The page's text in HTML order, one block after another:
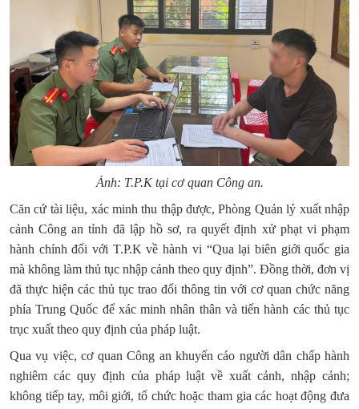
Ảnh: T.P.K tại cơ quan Công an.
Căn cứ tài liệu, xác minh thu thập được, Phòng Quản lý xuất nhập
cảnh Công an tỉnh đã lập hồ sơ, ra quyết định xử phạt vi phạm
hành chính đối với T.P.K về hành vi “Qua lại biên giới quốc gia
mà không làm thủ tục nhập cảnh theo quy định”. Đồng thời, đơn vị
đã thực hiện các thủ tục trao đổi thông tin với cơ quan chức năng
phía Trung Quốc để xác minh nhân thân và tiến hành các thủ tục
trục xuất theo quy định của pháp luật.
Qua vụ việc, cơ quan Công an khuyến cáo người dân chấp hành
nghiêm các quy định của pháp luật về xuất cảnh, nhập cảnh;
không tiếp tay, môi giới, tổ chức hoặc tham gia các hoạt động đưa